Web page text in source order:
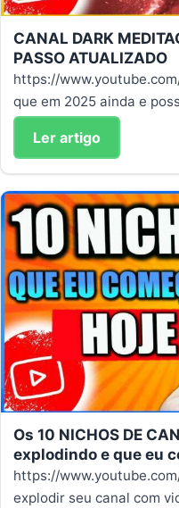
CANAL DARK
PASSO ATUALIZADO
https://
que em 2025 ainda e
Ler artigo
Os 10 NICHOS DE
explodindo e que eu
https://
explodir seu canal com